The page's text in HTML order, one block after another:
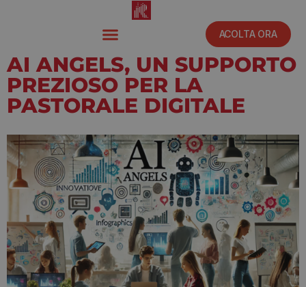
ACOLTA ORA
AI ANGELS, UN SUPPORTO
PREZIOSO PER LA
PASTORALE DIGITALE